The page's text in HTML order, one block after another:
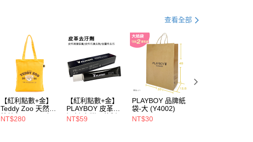
1.本服務係由「台灣大哥大股份有限公司」（以下簡稱本公司）所提供，讓
用戶於交易時，得透過本服務購買商品或服務，並由商店將買賣／分期付
款買賣價金債權讓與本公司後，依約使用本公司帳單繳交帳款。
2.基於同意付款使用「大哥付你分期」之契約關係目的，商店將以您的個人
資料（包含姓名、電話或地址）提供予台灣大哥大進項蒐集、處理及利
用，由本公司與您本人進行分期帳單所需資料之確認、核對及更正。
3.完整用戶服務條款，請詳閱以下連結：
https://oppay.tw/userRule
付款後萊爾富取貨
每筆NT$100，滿NT$700(含以上)免運費
7-11取貨付款
每筆NT$100，滿NT$900(含以上)免運費
付款後7-11取貨
查看全部
【紅利點數+金】
Teddy Zoo 天然全
棉純色Friendly帆
布袋-黃色
NT$280
【紅利點數+金】
PLAYBOY 皮革去
污劑(台灣哥倫製)-
(Y4003)
NT$59
PLAYBOY 品牌紙
袋-大 (Y4002)
NT$30